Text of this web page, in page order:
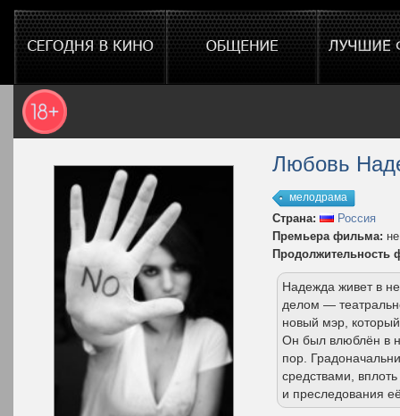
Любовь
мелодрама
Страна:
Россия
Премьера фильма:
Продолжительность
Надежда живет в
делом —
новый мэр,
Он был влюблён в
пор.
средствами,
и преследования